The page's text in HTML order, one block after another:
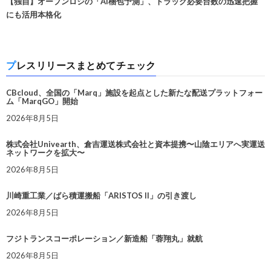
にも活用本格化
プレスリリースまとめてチェック
CBcloud、全国の「Marq」施設を起点とした新たな配送プラットフォー
ム「MarqGO」開始
2026年8月5日
株式会社Univearth、倉吉運送株式会社と資本提携〜山陰エリアへ実運送
ネットワークを拡大〜
2026年8月5日
川崎重工業／ばら積運搬船「ARISTOS II」の引き渡し
2026年8月5日
フジトランスコーポレーション／新造船「蓉翔丸」就航
2026年8月5日